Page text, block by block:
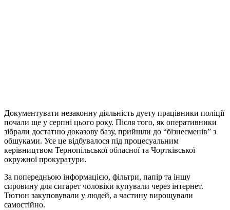
Документувати незаконну діяльність дуету працівники поліції
почали ще у серпні цього року. Після того, як оперативники
зібрали достатню доказову базу, прийшли до “бізнесменів” з
обшуками. Усе це відбувалося під процесуальним
керівництвом Тернопільської обласної та Чортківської
окружної прокуратури.
За попередньою інформацією, фільтри, папір та іншу
сировину для сигарет чоловіки купували через інтернет.
Тютюн закуповували у людей, а частину вирощували
самостійно.